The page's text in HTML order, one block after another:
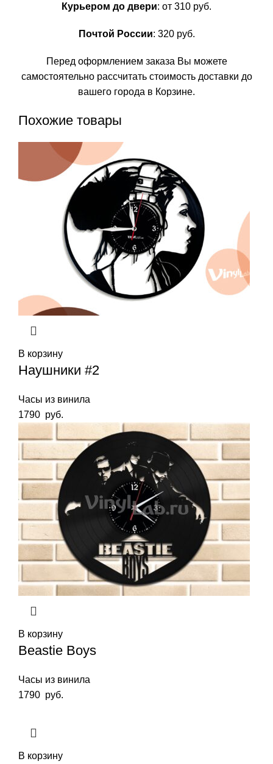
Курьером до двери: от 310 руб.
Почтой России: 320 руб.
Перед оформлением заказа Вы можете
самостоятельно рассчитать стоимость доставки до
вашего города в Корзине.
Похожие товары
В корзину
Наушники #2
Часы из винила
1790 руб.
В корзину
Beastie Boys
Часы из винила
1790 руб.
В корзину